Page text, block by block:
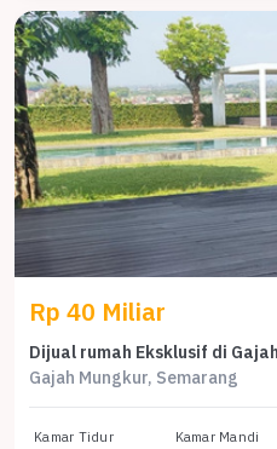
Rp 40 Miliar
Gajah Mungkur, Semarang
Kamar Tidur Kamar Mandi